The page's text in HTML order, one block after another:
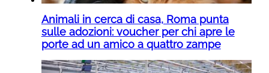
Animali in cerca di casa, Roma punta
sulle adozioni: voucher per chi apre le
porte ad un amico a quattro zampe